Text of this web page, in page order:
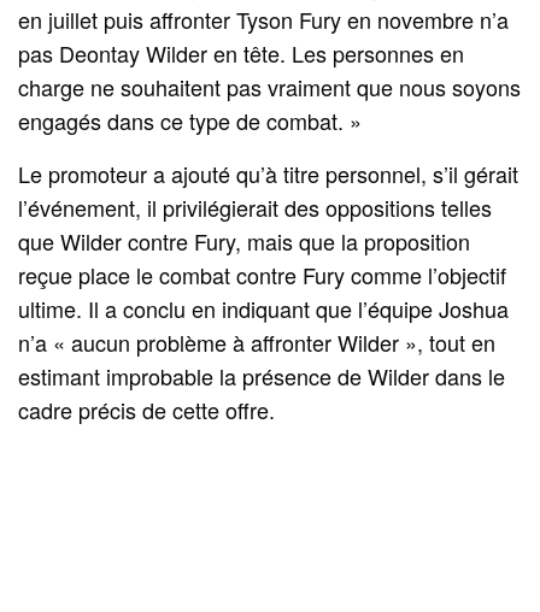
en juillet puis affronter Tyson Fury en novembre n’a
pas Deontay Wilder en tête. Les personnes en
charge ne souhaitent pas vraiment que nous soyons
engagés dans ce type de combat. »
Le promoteur a ajouté qu’à titre personnel, s’il gérait
l’événement, il privilégierait des oppositions telles
que Wilder contre Fury, mais que la proposition
reçue place le combat contre Fury comme l’objectif
ultime. Il a conclu en indiquant que l’équipe Joshua
n’a « aucun problème à affronter Wilder », tout en
estimant improbable la présence de Wilder dans le
cadre précis de cette offre.